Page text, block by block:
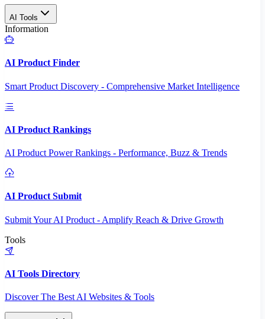
AI Tools
Information
AI Product Finder
Smart Product Discovery - Comprehensive Market Intelligence
AI Product Rankings
AI Product Power Rankings - Performance, Buzz & Trends
AI Product Submit
Submit Your AI Product - Amplify Reach & Drive Growth
Tools
AI Tools Directory
Discover The Best AI Websites & Tools